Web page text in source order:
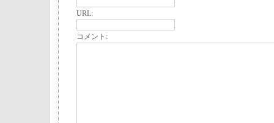
URL:
コメント: